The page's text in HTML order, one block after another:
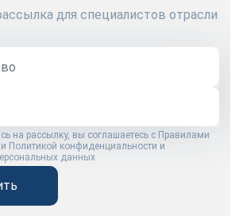
для специалистов отрасли
на рассылку, вы соглашаетесь с Правилами
и Политикой конфиденциальности и
данных